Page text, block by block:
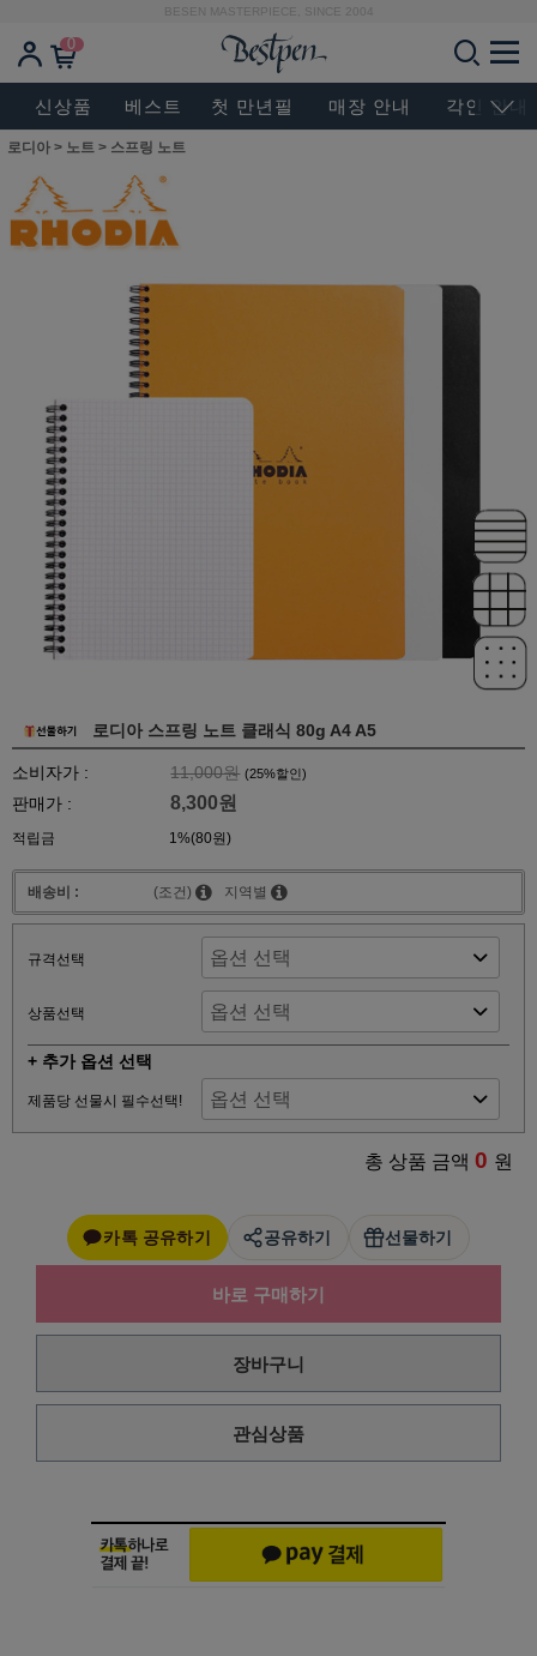
BESEN MASTERPIECE, SINCE 2004
0
신상품 베스트 첫 만년필 매장 안내 각인 안내
로디아 > 노트 > 스프링 노트
로디아 스프링 노트 클래식 80g A4 A5
소비자가 : 11,000원 (25%할인)
판매가 : 8,300원
적립금 1%(80원)
배송비 : (조건) 지역별
규격선택
상품선택
+ 추가 옵션 선택
제품당 선물시 필수선택!
총 상품 금액 0 원
카톡 공유하기 공유하기 선물하기
바로 구매하기
장바구니
관심상품